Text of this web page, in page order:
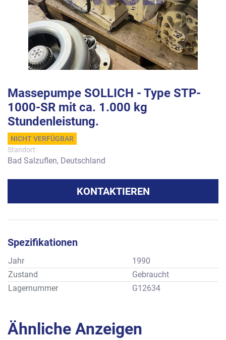
Massepumpe SOLLICH - Type STP-
1000-SR mit ca. 1.000 kg
Stundenleistung.
NICHT VERFÜGBAR
Standort:
Bad Salzuflen, Deutschland
KONTAKTIEREN
Spezifikationen
Jahr
1990
Zustand
Gebraucht
Lagernummer
G12634
Ähnliche Anzeigen